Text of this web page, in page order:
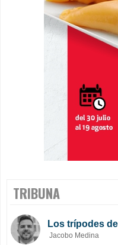
TRIBUNA
Los trípodes
Jacobo Medina